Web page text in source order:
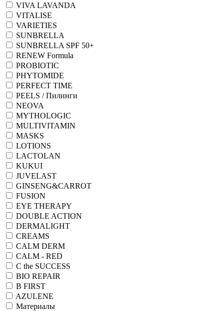
VIVA LAVANDA
VITALISE
VARIETIES
SUNBRELLA
SUNBRELLA SPF 50+
RENEW Formula
PROBIOTIC
PHYTOMIDE
PERFECT TIME
PEELS / Пилинги
NEOVA
MYTHOLOGIC
MULTIVITAMIN
MASKS
LOTIONS
LACTOLAN
KUKUI
JUVELAST
GINSENG&CARROT
FUSION
EYE THERAPY
DOUBLE ACTION
DERMALIGHT
CREAMS
CALM DERM
CALM - RED
C the SUCCESS
BIO REPAIR
B FIRST
AZULENE
Материалы